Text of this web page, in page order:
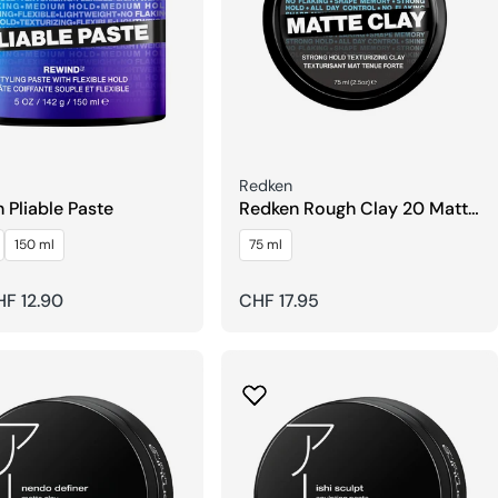
Pliable Paste
150 ml
12.90
Verkäufer:
Redken
Redken Rough Clay 20 Matte
Texturizer
75 ml
Regulärer
CHF 17.95